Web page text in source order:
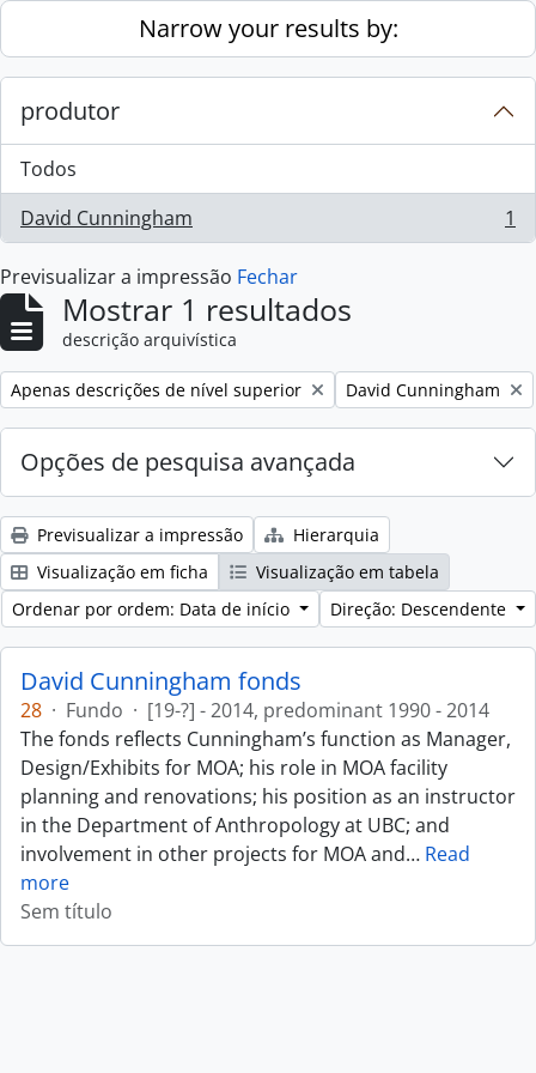
Skip to main contentNarrow your results by:
produtor
Todos
David Cunningham
, 1 resultados 1
Previsualizar a impressão Fechar
Mostrar 1 resultados
descrição arquivística
Remove filter:
Apenas descrições de nível superior Remove filter:
David Cunningham
Opções de pesquisa avançada
Previsualizar a impressão
Hierarquia
Visualização em ficha
Visualização em tabela
Ordenar por ordem: Data de início
Direção: Descendente
David Cunningham fonds
28 · Fundo · [19-?] - 2014, predominant 1990 - 2014
The fonds reflects Cunningham’s function as Manager,
Design/Exhibits for MOA; his role in MOA facility
planning and renovations; his position as an instructor
in the Department of Anthropology at UBC; and
involvement in other projects for MOA and… Read
more
Sem título